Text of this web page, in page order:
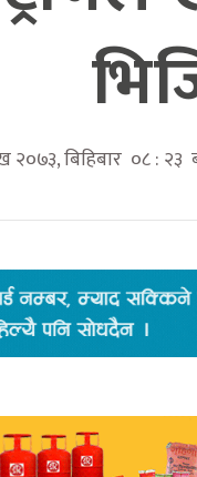
२०७३, बिहिबार ०८ :